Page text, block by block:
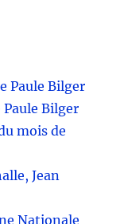
Paule Bilger
Paule Bilger
mois de
Jean
Nationale